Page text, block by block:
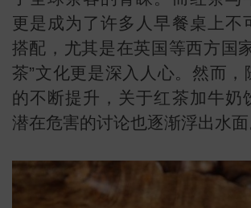
茶
更是成为了许多人早餐桌上不
搭配，尤其是在英国等西方国
茶”文化更是深入人心。然而，
的不断提升，关于红茶加牛奶
潜在危害的讨论也逐渐浮出水面